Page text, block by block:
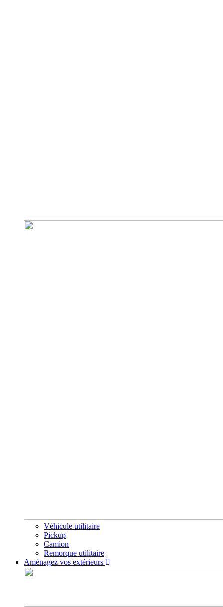
Véhicule utilitaire
Pickup
Camion
Remorque utilitaire
Aménagez vos extérieurs